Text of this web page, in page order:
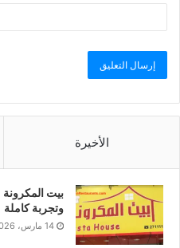
الأخيرة
وتجربة كاملة
14 مارس، 2026